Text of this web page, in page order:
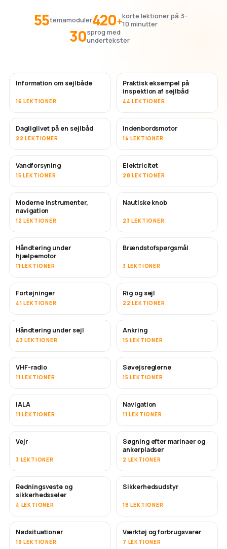
55temamoduler420+korte lektioner på 3–
10 minutter
30sprog med
undertekster
Information om sejlbåde
16 LEKTIONER
Praktisk eksempel på
inspektion af sejlbåd
44 LEKTIONER
Dagliglivet på en sejlbåd
22 LEKTIONER
Indenbordsmotor
14 LEKTIONER
Vandforsyning
15 LEKTIONER
Elektricitet
28 LEKTIONER
Moderne instrumenter,
navigation
12 LEKTIONER
Nautiske knob
23 LEKTIONER
Håndtering under
hjælpemotor
11 LEKTIONER
Brændstofspørgsmål
3 LEKTIONER
Fortøjninger
41 LEKTIONER
Rig og sejl
22 LEKTIONER
Håndtering under sejl
43 LEKTIONER
Ankring
15 LEKTIONER
VHF-radio
11 LEKTIONER
Søvejsreglerne
15 LEKTIONER
IALA
11 LEKTIONER
Navigation
11 LEKTIONER
Vejr
3 LEKTIONER
Søgning efter marinaer og
ankerpladser
2 LEKTIONER
Redningsveste og
sikkerhedsseler
4 LEKTIONER
Sikkerhedsudstyr
18 LEKTIONER
Nødsituationer
19 LEKTIONER
Værktøj og forbrugsvarer
7 LEKTIONER